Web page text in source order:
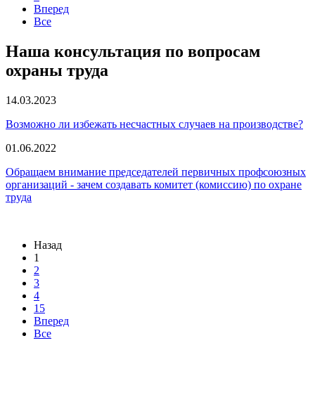
Вперед
Все
Наша консультация по вопросам
охраны труда
14.03.2023
Возможно ли избежать несчастных случаев на производстве?
01.06.2022
Обращаем внимание председателей первичных профсоюзных
организаций - зачем создавать комитет (комиссию) по охране
труда
Назад
1
2
3
4
15
Вперед
Все